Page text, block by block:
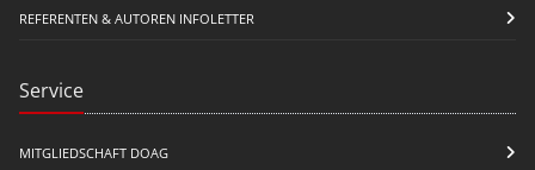
REFERENTEN & AUTOREN INFOLETTER
Service
MITGLIEDSCHAFT DOAG